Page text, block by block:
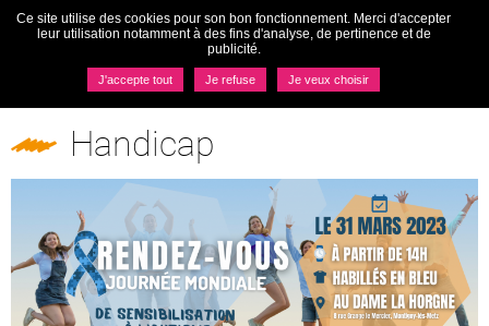
Pôles
Handicap
Ce site utilise des cookies pour son bon fonctionnement. Merci d'accepter
leur utilisation notamment à des fins d'analyse, de pertinence et de
publicité.
J'accepte tout Je refuse Je veux choisir